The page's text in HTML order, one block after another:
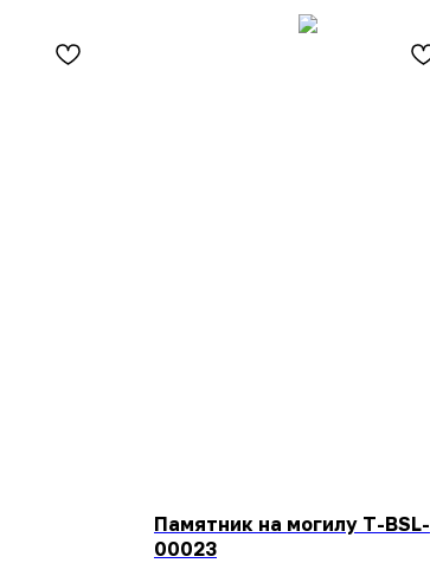
Памятник на могилу T-BSL-
00023